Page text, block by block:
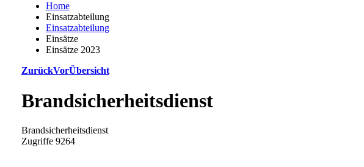
Home
Einsatzabteilung
Einsatzabteilung
Einsätze
Einsätze 2023
ZurückVorÜbersicht
Brandsicherheitsdienst
Brandsicherheitsdienst
Zugriffe 9264